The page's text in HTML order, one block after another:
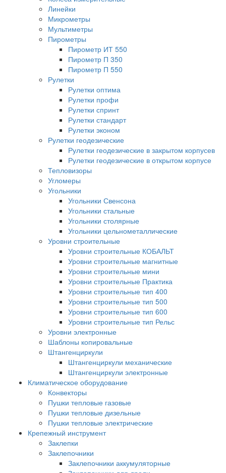
Линейки
Микрометры
Мультиметры
Пирометры
Пирометр ИТ 550
Пирометр П 350
Пирометр П 550
Рулетки
Рулетки оптима
Рулетки профи
Рулетки спринт
Рулетки стандарт
Рулетки эконом
Рулетки геодезические
Рулетки геодезические в закрытом корпусев
Рулетки геодезические в открытом корпусе
Тепловизоры
Угломеры
Угольники
Угольники Свенсона
Угольники стальные
Угольники столярные
Угольники цельнометаллические
Уровни строительные
Уровни строительные КОБАЛЬТ
Уровни строительные магнитные
Уровни строительные мини
Уровни строительные Практика
Уровни строительные тип 400
Уровни строительные тип 500
Уровни строительные тип 600
Уровни строительные тип Рельс
Уровни электронные
Шаблоны копировальные
Штангенциркули
Штангенциркули механические
Штангенциркули электронные
Климатическое оборудование
Конвекторы
Пушки тепловые газовые
Пушки тепловые дизельные
Пушки тепловые электрические
Крепежный инструмент
Заклепки
Заклепочники
Заклепочники аккумуляторные